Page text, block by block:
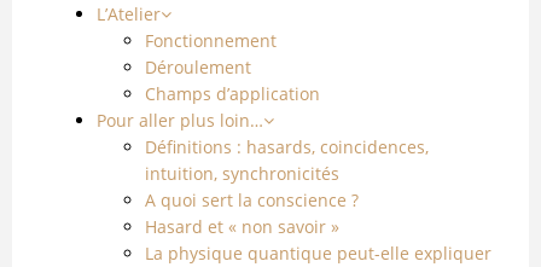
L’Atelier
Fonctionnement
Déroulement
Champs d’application
Pour aller plus loin…
Définitions : hasards, coincidences,
intuition, synchronicités
A quoi sert la conscience ?
Hasard et « non savoir »
La physique quantique peut-elle expliquer